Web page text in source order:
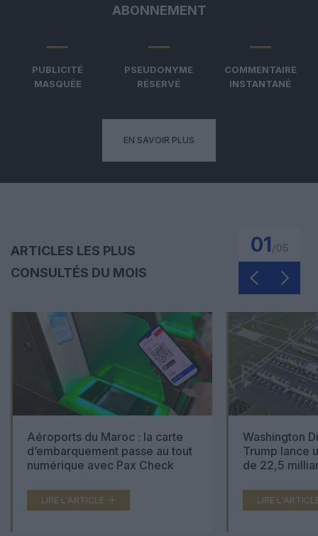
ABONNEMENT
PUBLICITÉ
MASQUÉE
PSEUDONYME
RÉSERVÉ
COMMENTAIRE
INSTANTANÉ
EN SAVOIR PLUS
ARTICLES LES PLUS
CONSULTÉS DU MOIS
01
Aéroports du Maroc : la carte
d’embarquement passe au tout
numérique avec Pax Check
LIRE L'ARTICLE
Washington
Trump lance
de 22,5
LIRE